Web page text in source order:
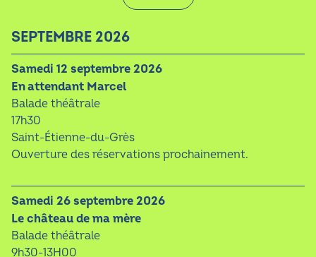
SEPTEMBRE 2026
samedi 12 septembre 2026
En attendant Marcel
Balade théâtrale
17h30
Saint-Étienne-du-Grès
Ouverture des réservations prochainement.
samedi 26 septembre 2026
Le château de ma mère
Balade théâtrale
9h30-13H00